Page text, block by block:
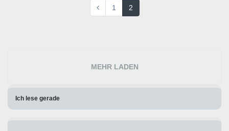
1 2
MEHR LADEN
Ich lese gerade